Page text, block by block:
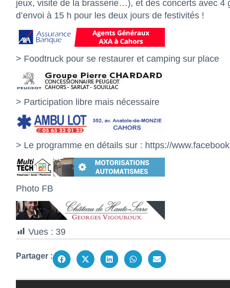
jeux, visite de la brasserie…), et des concerts avec 4
d’envoi à 15 h pour les deux jours de festivités !
> Foodtruck pour se restaurer et camping sur place
> Participation libre mais nécessaire
> Le programme en détails sur : https://
Photo FB
Vues : 39
Partager :